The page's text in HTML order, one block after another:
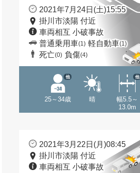
2021年7月24日(土)15:55
掛川市淡陽 付近
車両相互 小破事故
普通乗用車(1) 軽自動車(1)
死亡(0) 負傷(4)
25～34歳
他
晴
幅5.5～
13.0m
他
2021年3月22日(月)08:45
掛川市淡陽 付近
車両相互 小破事故